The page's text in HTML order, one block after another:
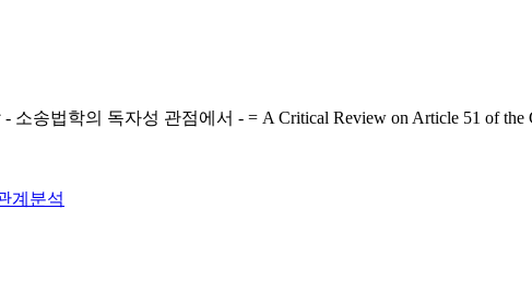
송법학의 독자성 관점에서 - = A Critical Review on Article 51 of the
계분석